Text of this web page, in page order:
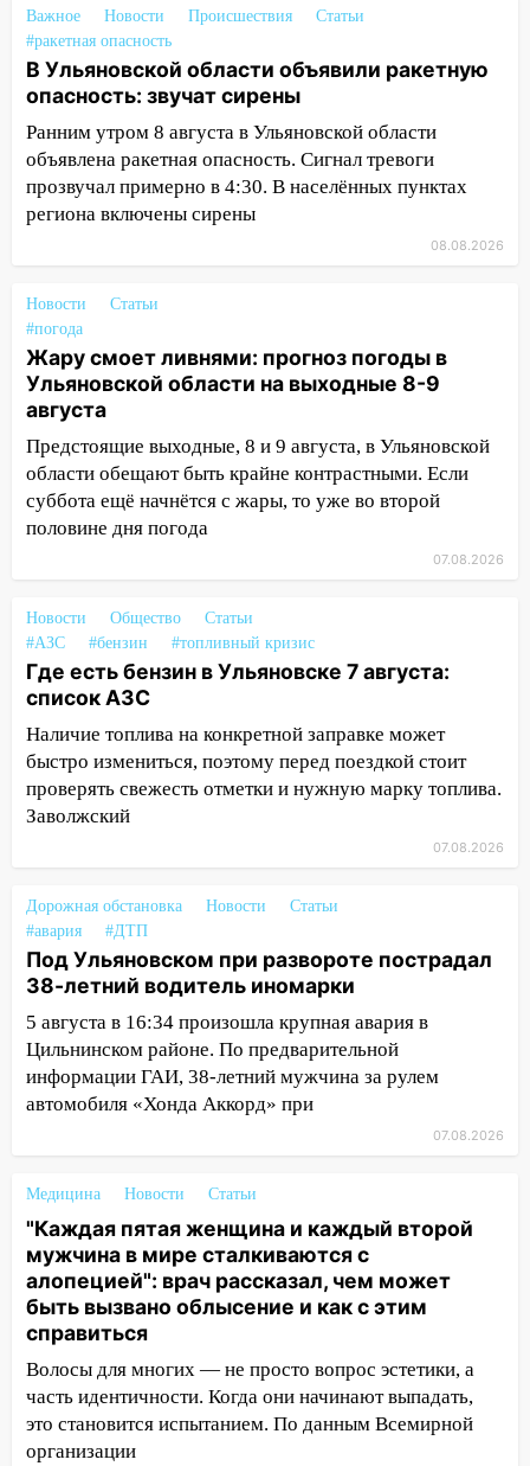
15:34 После вмешательства
прокуратуры в селах Ульяновской
области привели в порядок детские
площадки
15:27 Прокуратура проверяет
капремонт школы в селе Кивать
15:08 В Кузоватово после прокурорской
14:40
запретили остановку автомобилей на
50-метровом участке
14:22 В Новом городе 8 августа пройдет
большой фестиваль «Наше время» с
мотофристайлом и концертом
«Мураками»
14:04 Жару смоет ливнями: прогноз
13:30 В Ульяновске транспортные
полицейские проведут акцию «Час
пассажира»
13:20 В Ульяновске за один день
обокрали женщину на пляже и
подростка в сквере
13:01 В Димитровграде мужчина
выбросил из машины страйкбольную
12:34
На Ульяновскую область
надвигается сильнейшая непогода: град
и шквал до 27 м/с
12:31 Ульяновец хотел купить иномарку
из Европы и потерял 760 тысяч рублей
12:20 В Чердаклинском районе
столкнулись «Лада» и Chevrolet:
12:00
Где есть бензин в Ульяновске 7
11:50 Заснул рядом с ребёнком и
случайно задушил его: суд вынес
приговор
11:38
полностью уничтожил дачный дом и
сарай
11:38 В Госдуме предложили отменить
Важное Новости Происшествия
Статьи
#ракетная опасность
В Ульяновской области объявили ракетную
опасность: звучат сирены
Ранним утром 8 августа в Ульяновской области
объявлена ракетная опасность. Сигнал тревоги
прозвучал примерно в 4:30. В населённых пунктах
региона включены сирены
08.08.2026
Новости
Статьи
#погода
Жару смоет ливнями: прогноз погоды в
Ульяновской области на выходные 8-9
августа
Предстоящие выходные, 8 и 9 августа, в Ульяновской
области обещают быть крайне контрастными. Если
суббота ещё начнётся с жары, то уже во второй
половине дня погода
07.08.2026
Новости Общество
Статьи
#АЗС
#бензин #топливный кризис
Где есть бензин в Ульяновске 7 августа:
список АЗС
Наличие топлива на конкретной заправке может
быстро измениться, поэтому перед поездкой стоит
проверять свежесть отметки и нужную марку топлива.
Заволжский
07.08.2026
Дорожная обстановка Новости
Статьи
#авария
#ДТП
Под Ульяновском при развороте пострадал
38-летний водитель иномарки
5 августа в 16:34 произошла крупная авария в
Цильнинском районе. По предварительной
информации ГАИ, 38-летний мужчина за рулем
автомобиля «Хонда Аккорд» при
07.08.2026
Медицина Новости Статьи
"Каждая пятая женщина и каждый второй
мужчина в мире сталкиваются с
алопецией": врач рассказал, чем может
быть вызвано облысение и как с этим
справиться
Волосы для многих — не просто вопрос эстетики, а
часть идентичности. Когда они начинают выпадать,
это становится испытанием. По данным Всемирной
организации